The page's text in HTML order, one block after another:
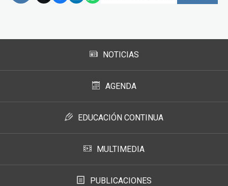
NOTICIAS
AGENDA
EDUCACIÓN CONTINUA
MULTIMEDIA
PUBLICACIONES